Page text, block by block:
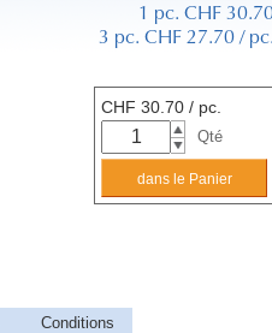
1 pc. CHF
3 pc. CHF 27.70 /
CHF 30.70 / pc.
Qté
Conditions